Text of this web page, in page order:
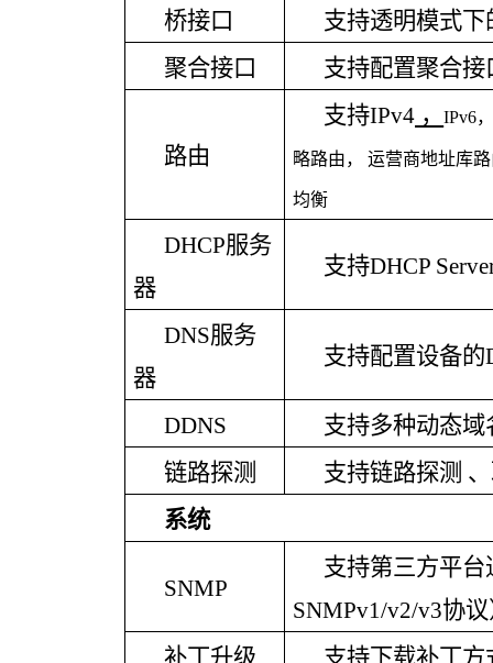
桥接口
支持透明模式
聚合接口
支持配置聚合接
路由
支持IPv4 ，IPv6
略路由， 运营商地址库
均衡
DHCP服务
器
支持DHCP
DNS服务
器
支持配置设备的
DDNS
支持多种动态
链路探测
支持链路探测
系统
SNMP
支持第三方平台
SNMPv1/v2/v3协